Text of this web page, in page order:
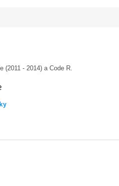
(2011 - 2014) a Code R.